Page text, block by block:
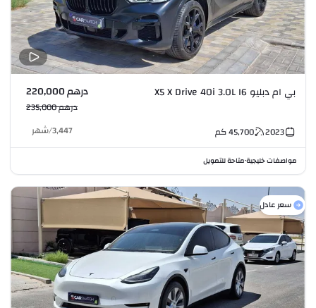
بي ام دبليو X5 X Drive 40i 3.0L I6 درهم 220,000
درهم 235,000
2023
45,700كم 3,447
/شهر
مواصفات خليجية•متاحة للتمويل
سعر عادل